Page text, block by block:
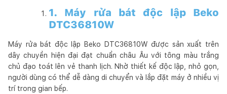
1. Máy rửa bát độc lập Beko
DTC36810W
Máy rửa bát độc lập Beko DTC36810W được sản xuất trên
dây chuyền hiện đại đạt chuẩn châu Âu với tông màu trắng
chủ đạo toát lên vẻ thanh lịch. Nhờ thiết kế độc lập, nhỏ gọn,
người dùng có thể dễ dàng di chuyển và lắp đặt máy ở nhiều vị
trí trong gian bếp.